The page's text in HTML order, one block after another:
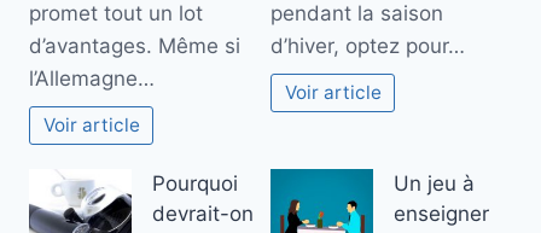
promet tout un lot
d’avantages. Même si
l’Allemagne…
Voir article
pendant la saison
d’hiver, optez pour…
Voir article
Pourquoi
devrait-on
Un jeu à
enseigner